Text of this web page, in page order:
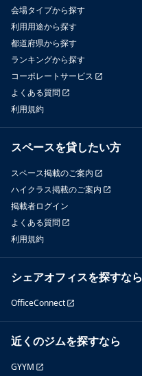
会場タイプから探す
利用用途から探す
都道府県から探す
ランキングから探す
コーポレートサービス
よくある質問
利用規約
スペースを貸したい方
スペース掲載のご案内
ハイクラス掲載のご案内
掲載者ログイン
よくある質問
利用規約
シェアオフィスを探すなら
OfficeConnect
近くのジムを探すなら
GYYM